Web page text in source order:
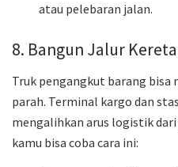
atau pelebaran jalan.
8. Bangun Jalur
Truk pengangkut barang bisa
parah. Terminal kargo dan
mengalihkan arus logistik
kamu bisa coba cara ini: